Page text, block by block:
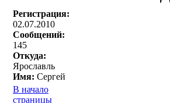
Регистрация:
02.07.2010
Сообщений:
145
Откуда:
Ярославль
Имя: Сергей
В начало
страницы